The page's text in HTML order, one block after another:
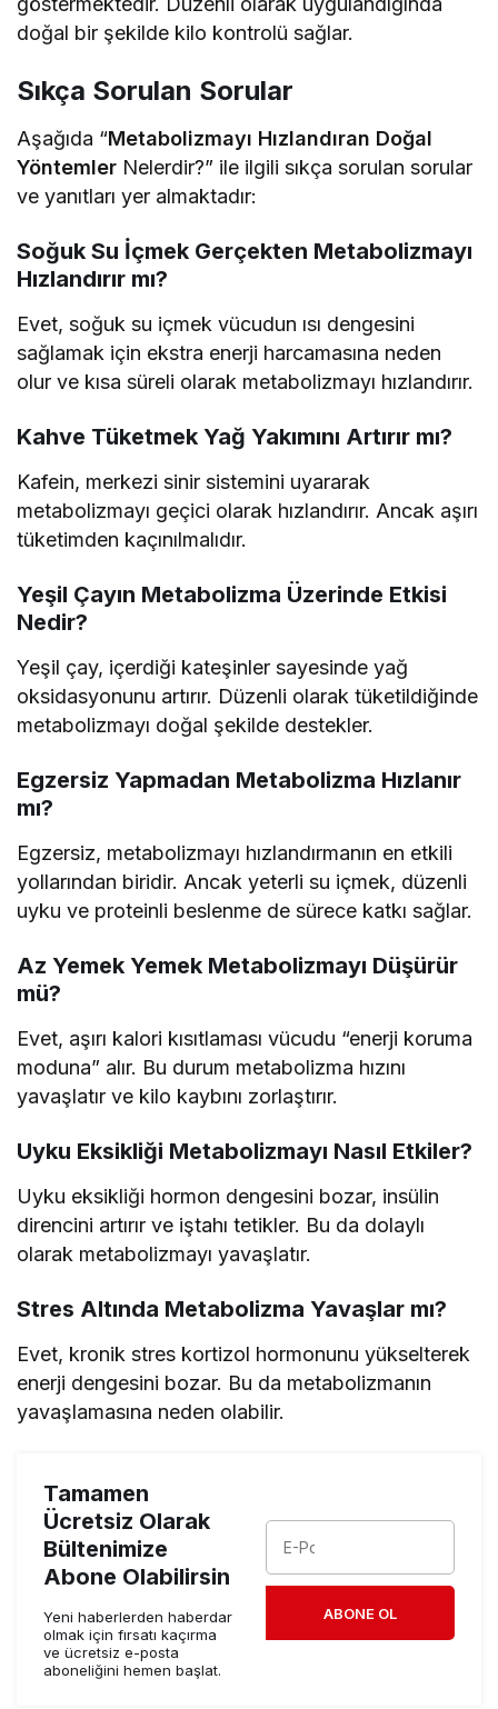
doğal bir şekilde kilo kontrolü sağlar.
Sıkça Sorulan Sorular
Aşağıda “Metabolizmayı Hızlandıran Doğal
Yöntemler Nelerdir?” ile ilgili sıkça sorulan sorular
ve yanıtları yer almaktadır:
Soğuk Su İçmek Gerçekten Metabolizmayı
Hızlandırır mı?
Evet, soğuk su içmek vücudun ısı dengesini
sağlamak için ekstra enerji harcamasına neden
olur ve kısa süreli olarak metabolizmayı hızlandırır.
Kahve Tüketmek Yağ Yakımını Artırır mı?
Kafein, merkezi sinir sistemini uyararak
metabolizmayı geçici olarak hızlandırır. Ancak aşırı
tüketimden kaçınılmalıdır.
Yeşil Çayın Metabolizma Üzerinde Etkisi
Nedir?
Yeşil çay, içerdiği kateşinler sayesinde yağ
oksidasyonunu artırır. Düzenli olarak tüketildiğinde
metabolizmayı doğal şekilde destekler.
Egzersiz Yapmadan Metabolizma Hızlanır
mı?
Egzersiz, metabolizmayı hızlandırmanın en etkili
yollarından biridir. Ancak yeterli su içmek, düzenli
uyku ve proteinli beslenme de sürece katkı sağlar.
Az Yemek Yemek Metabolizmayı Düşürür
mü?
Evet, aşırı kalori kısıtlaması vücudu “enerji koruma
moduna” alır. Bu durum metabolizma hızını
yavaşlatır ve kilo kaybını zorlaştırır.
Uyku Eksikliği Metabolizmayı Nasıl Etkiler?
Uyku eksikliği hormon dengesini bozar, insülin
direncini artırır ve iştahı tetikler. Bu da dolaylı
olarak metabolizmayı yavaşlatır.
Stres Altında Metabolizma Yavaşlar mı?
Evet, kronik stres kortizol hormonunu yükselterek
enerji dengesini bozar. Bu da metabolizmanın
yavaşlamasına neden olabilir.
Tamamen
Ücretsiz Olarak
Bültenimize
Abone Olabilirsin
Yeni haberlerden haberdar
olmak için fırsatı kaçırma
ve ücretsiz e-posta
aboneliğini hemen başlat.
ABONE OL